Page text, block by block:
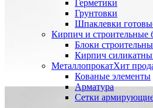
Герметики
Грунтовки
Шпаклевки
Кирпич и строительные
Блоки
Кирпич
МеталлопрокатХит
Кованые элементы
Арматура
Сетки